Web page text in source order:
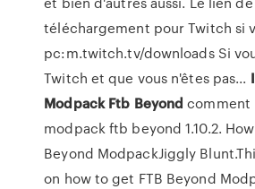
téléchargement pour Twitch si
pc:m.twitch.tv/downloads Si
Twitch et que vous n'êtes pas...
Modpack Ftb Beyond comment
modpack ftb beyond 1.10.2.
Beyond ModpackJiggly
on how to get FTB Beyond